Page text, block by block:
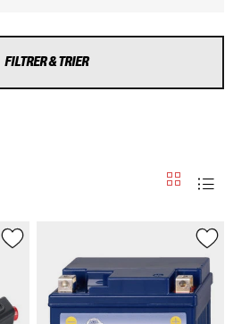
FILTRER & TRIER